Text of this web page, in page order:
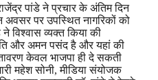
पांडे ने प्रचार के अंतिम दिन
पर उपस्थित नागरिकों को
विश्वास व्यक्त किया की
और अमन पसंद है और यहां की
केवल भाजपा ही दे सकती
महेश सोनी, मीडिया संयोजक